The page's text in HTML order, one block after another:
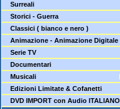
Surreali
Storici - Guerra
Classici ( bianco e nero )
Animazione - Animazione Digitale
Serie TV
Documentari
Musicali
Edizioni Limitate & Cofanetti
DVD IMPORT con Audio ITALIANO